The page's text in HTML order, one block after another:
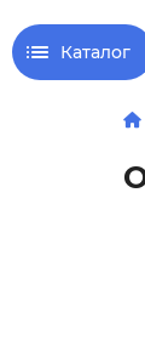
Каталог